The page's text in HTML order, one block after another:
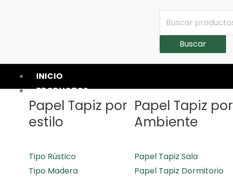
Buscar
INICIO
PRODUCTOS
Papel Tapiz por
estilo
Tipo Rústico
Tipo Madera
Papel Tapiz por
Ambiente
Papel Tapiz Sala
Papel Tapiz Dormitorio